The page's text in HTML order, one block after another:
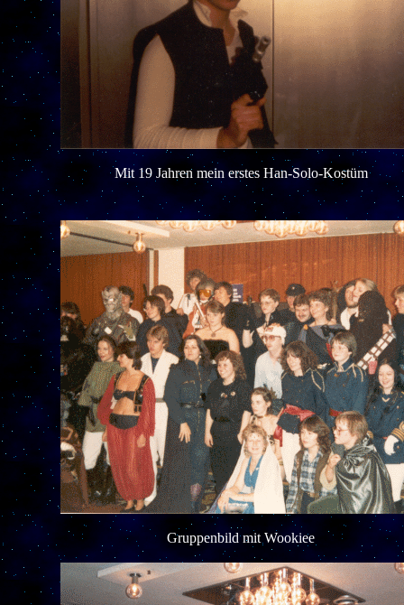
Mit 19 Jahren mein erstes Han-Solo-Kostüm
Gruppenbild mit Wookiee